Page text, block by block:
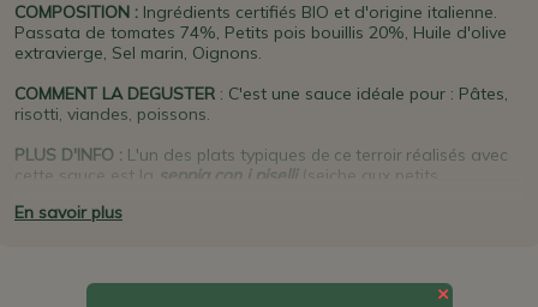
COMPOSITION : Ingrédients certifiés BIO et d'origine italienne.
Passata de tomates 74%, Petits pois bouillis 20%, Huile d'olive
extravierge, Sel marin, Oignons.
COMMENT LA DEGUSTER : C'est une sauce idéale pour : Pâtes,
risotti, viandes, poissons.
PLUS D'INFO : L'un des plats typiques de ce terroir réalisés avec
cette sauce est la seppia con i piselli(seiche aux petits
d'huile d'olive à
En savoir plus
×